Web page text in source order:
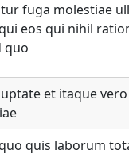
fuga molestiae
eos qui nihil
quo
et itaque
quis laborum